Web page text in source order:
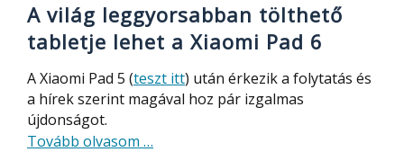
A világ leggyorsabban tölthető
tabletje lehet a Xiaomi Pad 6
A Xiaomi Pad 5 (teszt itt) után érkezik a folytatás és
a hírek szerint magával hoz pár izgalmas
újdonságot.
Tovább olvasom about
…